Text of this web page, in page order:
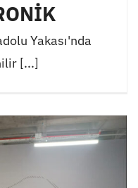
Yakası'nda
[...]